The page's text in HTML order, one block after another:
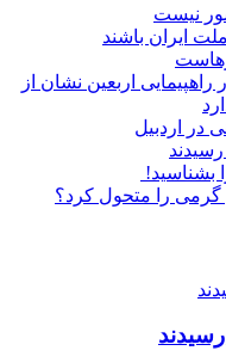
نیست
ایران باشند
اربعین نشان از
در اردبیل
رسیدند
بشناسید!
گرمی را متحول کرد؟
رسیدند